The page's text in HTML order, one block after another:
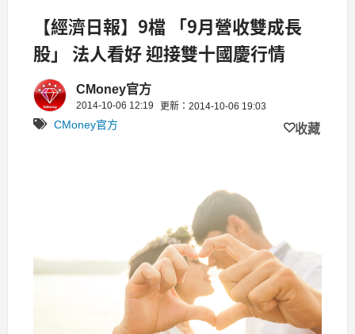
【經濟日報】9檔 「9月營收雙成長
股」 法人看好 迎接雙十國慶行情
CMoney官方
2014-10-06 12:19 更新：2014-10-06 19:03
CMoney官方 收藏